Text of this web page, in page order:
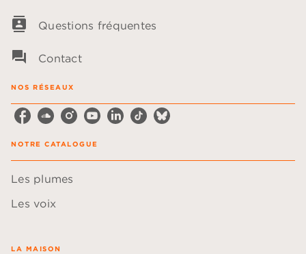
contacts Questions fréquentes
question_answer Contact
NOS RÉSEAUX
NOTRE CATALOGUE
Les plumes
Les voix
LA MAISON